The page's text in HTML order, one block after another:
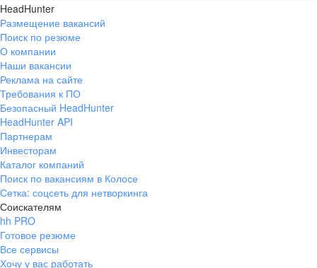
HeadHunter
Размещение вакансий
Поиск по резюме
О компании
Наши вакансии
Реклама на сайте
Требования к ПО
Безопасный HeadHunter
HeadHunter API
Партнерам
Инвесторам
Каталог компаний
Поиск по вакансиям в Колосе
Сетка: соцсеть для нетворкинга
Соискателям
hh PRO
Готовое резюме
Все сервисы
Хочу у вас работать